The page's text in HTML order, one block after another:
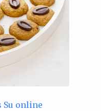
Su online